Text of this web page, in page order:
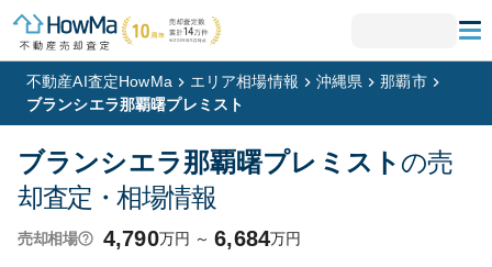
不動産AI査定HowMa エリア相場情報 沖縄県
那覇市
ブランシエラ那覇曙プレミスト
ブランシエラ那覇曙プレミスト の売
却査定・相場情報
売却相場 4,790万円 ～ 6,684万円